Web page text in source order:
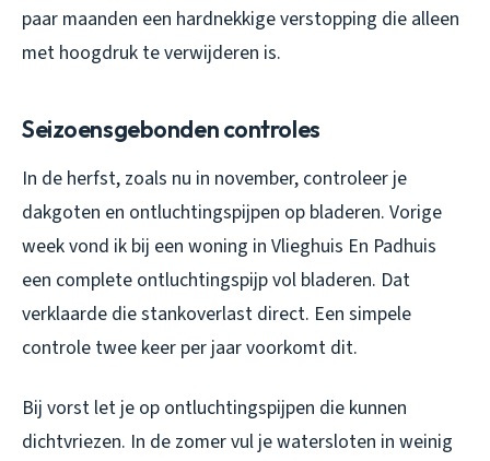
paar maanden een hardnekkige verstopping die alleen
met hoogdruk te verwijderen is.
Seizoensgebonden controles
In de herfst, zoals nu in november, controleer je
dakgoten en ontluchtingspijpen op bladeren. Vorige
week vond ik bij een woning in Vlieghuis En Padhuis
een complete ontluchtingspijp vol bladeren. Dat
verklaarde die stankoverlast direct. Een simpele
controle twee keer per jaar voorkomt dit.
Bij vorst let je op ontluchtingspijpen die kunnen
dichtvriezen. In de zomer vul je watersloten in weinig